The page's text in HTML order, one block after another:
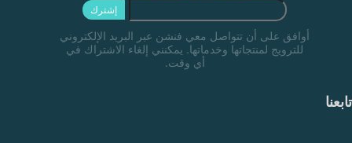
إشترك
أوافق على أن تتواصل معي فنشن عبر البريد الإلكتروني
للترويج لمنتجاتها وخدماتها. يمكنني إلغاء الاشتراك في
أي وقت.
تابعنا